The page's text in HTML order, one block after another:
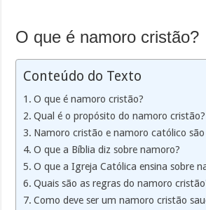
O que é namoro cristão?
Conteúdo do Texto
O que é namoro cristão?
Qual é o propósito do namoro cristão?
Namoro cristão e namoro católico
O que a Bíblia diz sobre namoro?
O que a Igreja Católica ensina sobre
Quais são as regras do namoro
Como deve ser um namoro cristão